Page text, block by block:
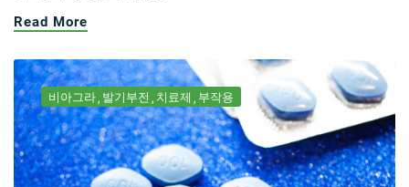
Read More
비아그라 발기부전 치료제 부작용